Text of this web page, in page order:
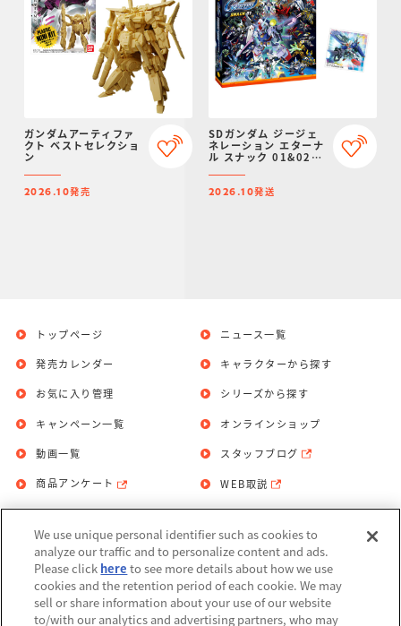
ガンダムアーティファ
クト ベストセレクショ
ン
2026.10発売
SDガンダム ジージェ
ネレーション エターナ
ル スナック 01&02
レミアムバンダイ限
定】
2026.10発送
トップページ
発売カレンダー
お気に入り管理
ニュース一覧
キャラクターから探す
シリーズから探す
キャンペーン一覧
動画一覧
商品アンケート
オンラインショップ
スタッフブログ
WEB取説
お問い合わせ 個人情報保護方針
利用規約
Do Not Sell or Share My Personal
We use unique personal identifier such as cookies to
analyze our traffic and to personalize content and ads.
Please click here to see more details about how we use
cookies and the retention period of each cookie. We may
sell or share information about your use of our website
to/with our analytics and advertising partners, who may